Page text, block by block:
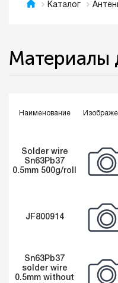
Каталог
Материалы
Наименование
Solder wire
Sn63Pb37
0.5mm 500g/roll
JF800914
Sn63Pb37
solder wire
0.5mm without